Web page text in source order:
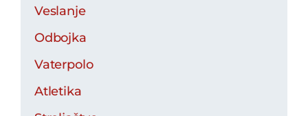
Veslanje
Odbojka
Vaterpolo
Atletika